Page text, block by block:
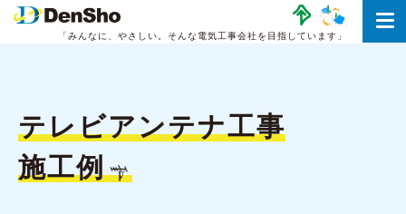
「みんなに、やさしい。 そんな電気工事会社を目指しています」
テレビアンテナ工事
施工例